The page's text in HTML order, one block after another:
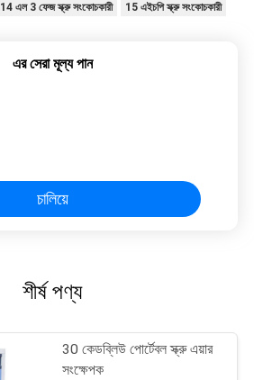
14 এল 3 ফেজ স্ক্রু সংকোচকারী 15 এইচপি স্ক্রু সংকোচকারী
এর সেরা মূল্য পান
চালিয়ে
শীর্ষ পণ্য
30 কেডব্লিউ পোর্টেবল স্ক্রু এয়ার
সংক্ষেপক